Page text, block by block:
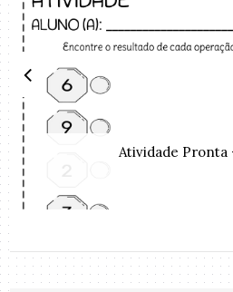
Atividade Pronta